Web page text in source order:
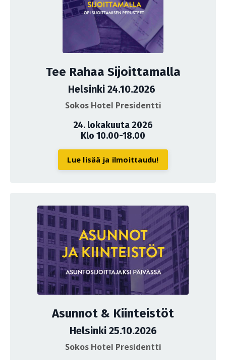
Tee Rahaa Sijoittamalla
Helsinki 24.10.2026
Sokos Hotel Presidentti
24. lokakuuta 2026
Klo 10.00-18.00
Lue lisää ja ilmoittaudu!
Asunnot & Kiinteistöt
Helsinki 25.10.2026
Sokos Hotel Presidentti